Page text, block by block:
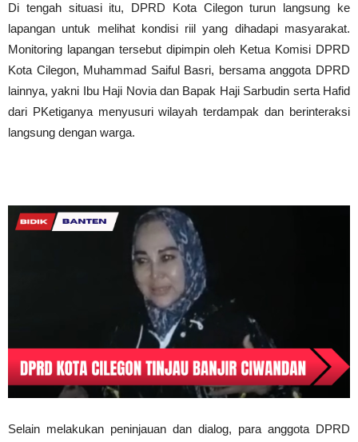
Di tengah situasi itu, DPRD Kota Cilegon turun langsung ke
lapangan untuk melihat kondisi riil yang dihadapi masyarakat.
Monitoring lapangan tersebut dipimpin oleh Ketua Komisi DPRD
Kota Cilegon, Muhammad Saiful Basri, bersama anggota DPRD
lainnya, yakni Ibu Haji Novia dan Bapak Haji Sarbudin serta Hafid
dari PKetiganya menyusuri wilayah terdampak dan berinteraksi
langsung dengan warga.
Selain melakukan peninjauan dan dialog, para anggota DPRD